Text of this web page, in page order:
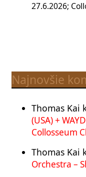
27.6.2026;
Najnovšie
Thomas Kai
(USA) +
Collosseum
Thomas Kai
Orchestra –